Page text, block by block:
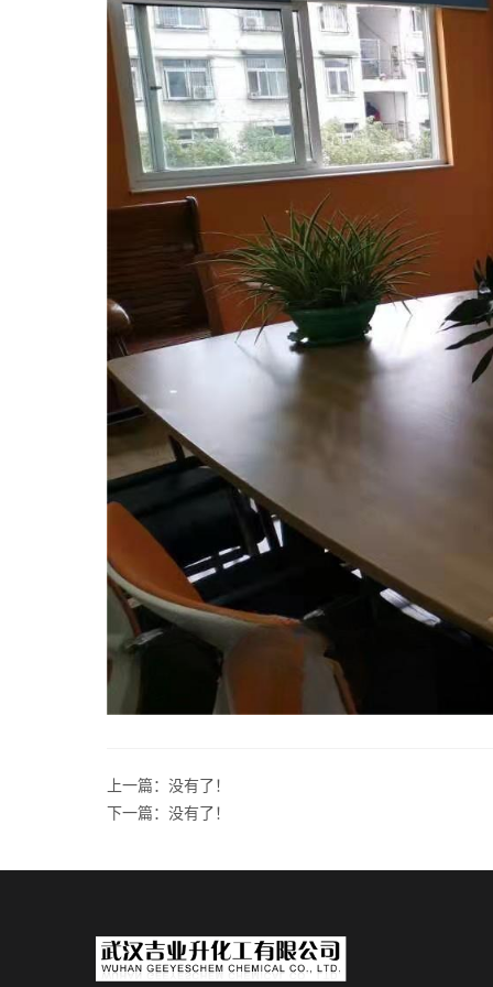
上一篇：没有了！
下一篇：没有了！